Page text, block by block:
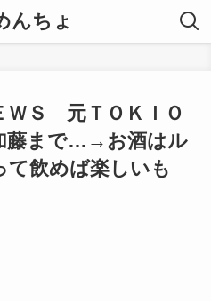
んちょ
ＷＳ 元ＴＯＫＩＯ
藤まで…→お酒はル
て飲めば楽しいも